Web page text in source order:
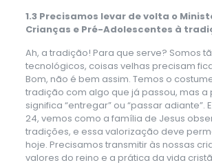
1.3 Precisamos levar de volta o
Crianças e Pré-Adolescentes à
Ah, a tradição! Para que serve? Somos
tecnológicos, coisas velhas precisam
Bom, não é bem assim. Temos o
tradição com algo que já passou, mas a
significa “entregar” ou “passar adiante”.
24, vemos como a família de Jesus
tradições, e essa valorização deve
hoje. Precisamos transmitir às nossas
valores do reino e a prática da vida